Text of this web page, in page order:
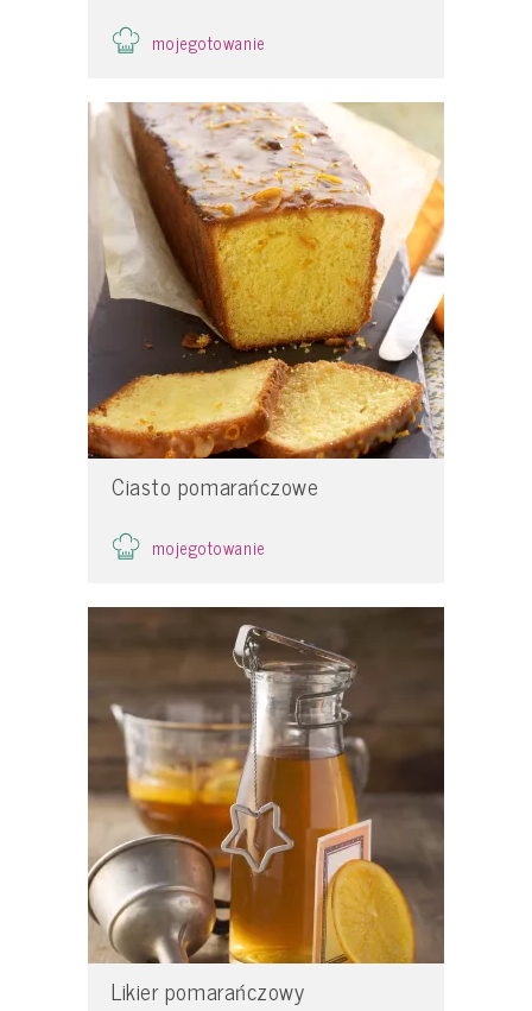
mojegotowanie
Ciasto pomarańczowe
mojegotowanie
Likier pomarańczowy